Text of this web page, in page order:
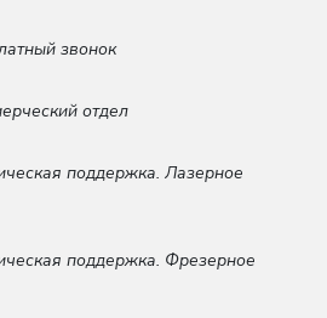
звонок
отдел
поддержка. Лазерное
поддержка. Фрезерное